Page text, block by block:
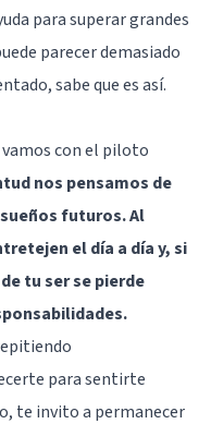
para superar grandes
parecer demasiado
sabe que es así.
vamos con el piloto
nos pensamos de
futuros. Al
el día a día y, si
tu ser se pierde
para sentirte
te invito a permanecer